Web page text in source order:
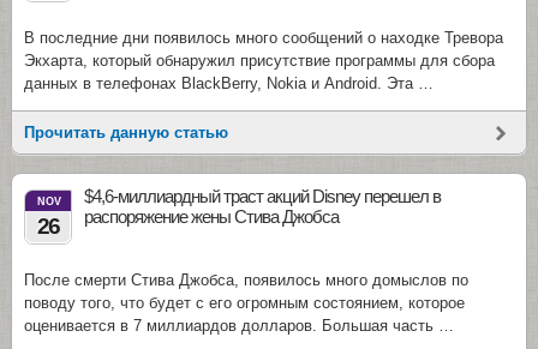
В последние дни появилось много сообщений о находке Тревора
Экхарта, который обнаружил присутствие программы для сбора
данных в телефонах BlackBerry, Nokia и Android. Эта …
Прочитать данную статью
NOV
26
$4,6-миллиардный траст акций Disney перешел в
распоряжение жены Стива Джобса
После смерти Стива Джобса, появилось много домыслов по
поводу того, что будет с его огромным состоянием, которое
оценивается в 7 миллиардов долларов. Большая часть …